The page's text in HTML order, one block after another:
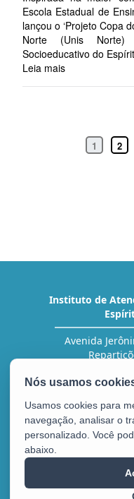
Escola Estadual de
lançou o ‘Projeto Copa
Norte (Unis Norte)
Socioeducativo do
Leia mais
1 2
Instituto de
Avenida
Tel.:
Usamos cookies para
navegação, analisar o
personalizado. Você
abaixo.